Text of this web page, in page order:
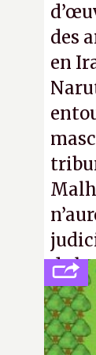
des
en
de